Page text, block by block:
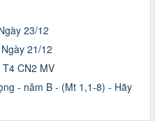
23/12
21/12
CN2 MV
- năm B - (Mt 1,1-8) - Hãy